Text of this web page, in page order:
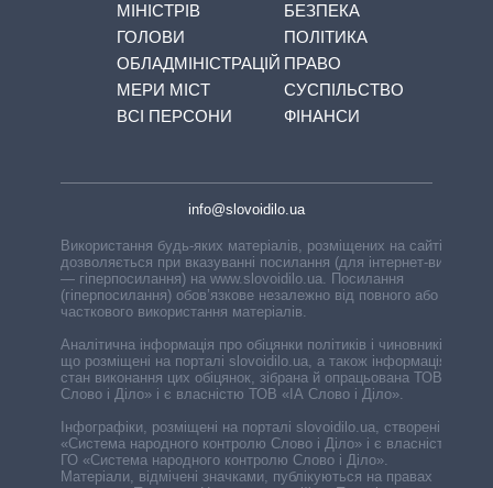
МІНІСТРІВ
ГОЛОВИ
ОБЛАДМІНІСТРАЦІЙ
МЕРИ МІСТ
ВСІ ПЕРСОНИ
БЕЗПЕКА
ПОЛІТИКА
ПРАВО
СУСПІЛЬСТВО
ФІНАНСИ
info@slovoidilo.ua
Використання будь-яких матеріалів, розміщених на сайті,
дозволяється при вказуванні посилання (для інтернет-видань
— гіперпосилання) на www.slovoidilo.ua. Посилання
(гіперпосилання) обов’язкове незалежно від повного або
часткового використання матеріалів.
Аналітична інформація про обіцянки політиків і чиновників,
що розміщені на порталі slovoidilo.ua, а також інформація про
стан виконання цих обіцянок, зібрана й опрацьована ТОВ «ІА
Слово і Діло» і є власністю ТОВ «ІА Слово і Діло».
Інфографіки, розміщені на порталі slovoidilo.ua, створені ГО
«Система народного контролю Слово і Діло» і є власністю
ГО «Система народного контролю Слово і Діло».
Матеріали, відмічені значками, публікуються на правах